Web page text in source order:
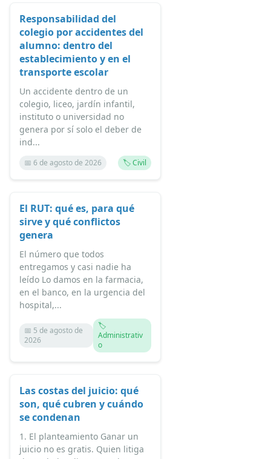
Responsabilidad del
colegio por accidentes del
alumno: dentro del
establecimiento y en el
transporte escolar
Un accidente dentro de un
colegio, liceo, jardín infantil,
instituto o universidad no
genera por sí solo el deber de
ind...
📅 6 de agosto de 2026 🏷️ Civil
El RUT: qué es, para qué
sirve y qué conflictos
genera
El número que todos
entregamos y casi nadie ha
leído Lo damos en la farmacia,
en el banco, en la urgencia del
hospital,...
📅 5 de agosto de
2026
🏷️
Administrativ
o
Las costas del juicio: qué
son, qué cubren y cuándo
se condenan
1. El planteamiento Ganar un
juicio no es gratis. Quien litiga